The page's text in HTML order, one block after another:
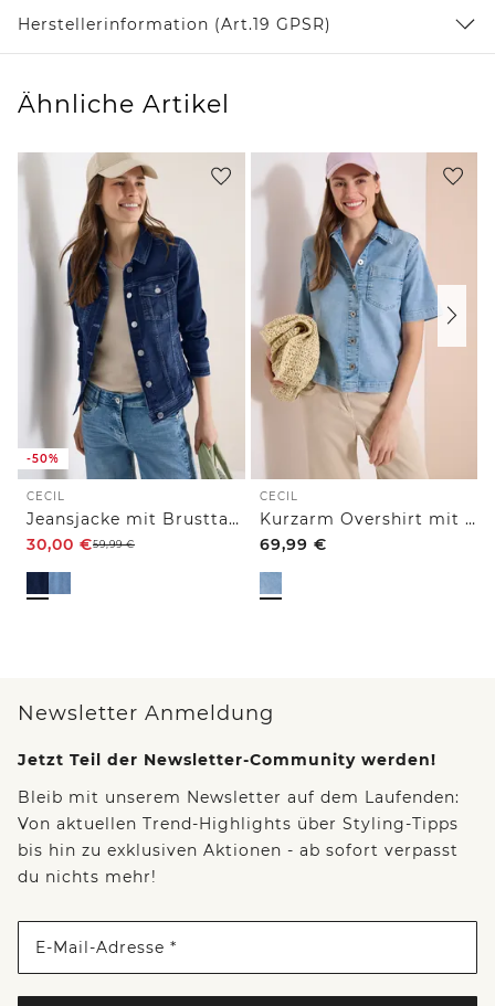
Herstellerinformation (Art.19 GPSR)
Ähnliche Artikel
-50%
CECIL
Jeansjacke mit Brusttaschen und Knöpfen
30,00 €59,99€
CECIL
Kurzarm Overshirt mit Knopfleiste
69,99 €
Newsletter Anmeldung
Jetzt Teil der Newsletter-Community werden!
Bleib mit unserem Newsletter auf dem Laufenden:
Von aktuellen Trend-Highlights über Styling-Tipps
bis hin zu exklusiven Aktionen - ab sofort verpasst
du nichts mehr!
E-Mail-Adresse *